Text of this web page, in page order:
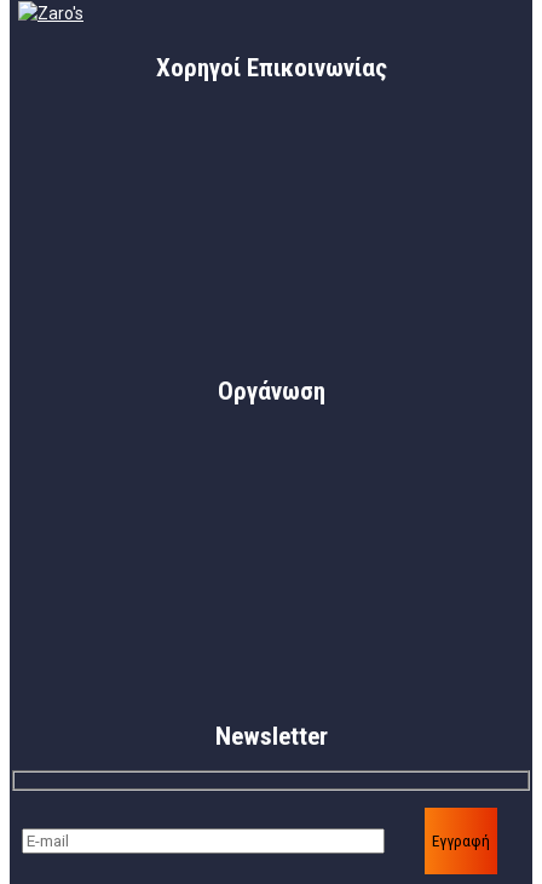
Χορηγοί Επικοινωνίας
Οργάνωση
Newsletter